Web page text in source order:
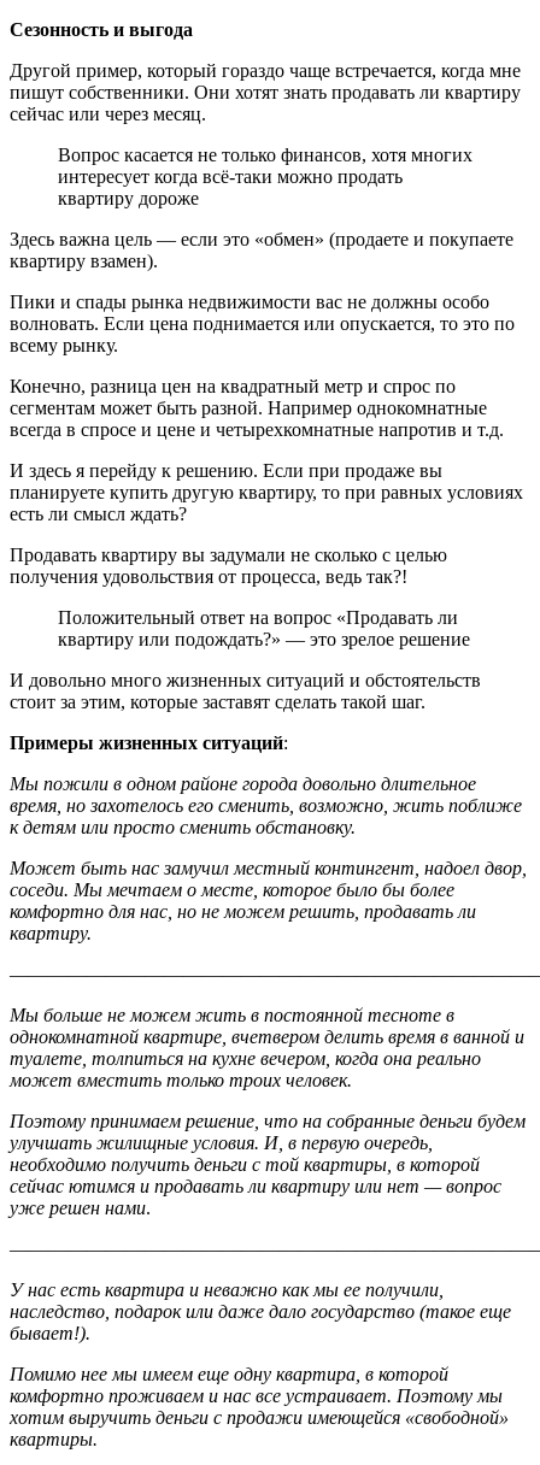
Сезонность и выгода
Другой пример, который гораздо чаще встречается, когда мне
пишут собственники. Они хотят знать продавать ли квартиру
сейчас или через месяц.
Вопрос касается не только финансов, хотя многих
интересует когда всё-таки можно продать
квартиру дороже
Здесь важна цель — если это «обмен» (продаете и покупаете
квартиру взамен).
Пики и спады рынка недвижимости вас не должны особо
волновать. Если цена поднимается или опускается, то это по
всему рынку.
Конечно, разница цен на квадратный метр и спрос по
сегментам может быть разной. Например однокомнатные
всегда в спросе и цене и четырехкомнатные напротив и т.д.
И здесь я перейду к решению. Если при продаже вы
планируете купить другую квартиру, то при равных условиях
есть ли смысл ждать?
Продавать квартиру вы задумали не сколько с целью
получения удовольствия от процесса, ведь так?!
Положительный ответ на вопрос «Продавать ли
квартиру или подождать?» — это зрелое решение
И довольно много жизненных ситуаций и обстоятельств
стоит за этим, которые заставят сделать такой шаг.
Примеры жизненных ситуаций:
Мы пожили в одном районе города довольно длительное
время, но захотелось его сменить, возможно, жить поближе
к детям или просто сменить обстановку.
Может быть нас замучил местный контингент, надоел двор,
соседи. Мы мечтаем о месте, которое было бы более
комфортно для нас, но не можем решить, продавать ли
квартиру.
Мы больше не можем жить в постоянной тесноте в
однокомнатной квартире, вчетвером делить время в ванной и
туалете, толпиться на кухне вечером, когда она реально
может вместить только троих человек.
Поэтому принимаем решение, что на собранные деньги будем
улучшать жилищные условия. И, в первую очередь,
необходимо получить деньги с той квартиры, в которой
сейчас ютимся и продавать ли квартиру или нет — вопрос
уже решен нами.
У нас есть квартира и неважно как мы ее получили,
наследство, подарок или даже дало государство (такое еще
бывает!).
Помимо нее мы имеем еще одну квартира, в которой
комфортно проживаем и нас все устраивает. Поэтому мы
хотим выручить деньги с продажи имеющейся «свободной»
квартиры.